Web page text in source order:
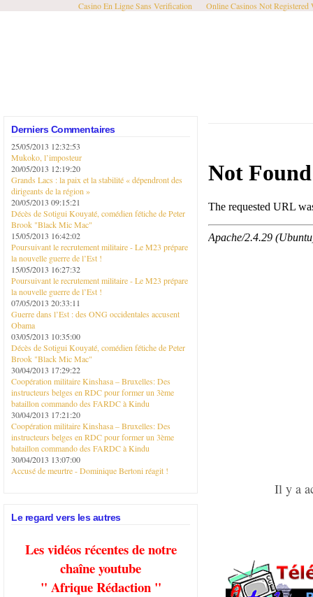
Casino En Ligne Sans Verification Online Casinos Not Registered
Derniers Commentaires
25/05/2013 12:32:53
Mukoko, l’imposteur
20/05/2013 12:19:20
Grands Lacs : la paix et la stabilité « dépendront des
dirigeants de la région »
20/05/2013 09:15:21
Décès de Sotigui Kouyaté, comédien fétiche de Peter
Brook "Black Mic Mac"
15/05/2013 16:42:02
Poursuivant le recrutement militaire - Le M23 prépare
la nouvelle guerre de l’Est !
15/05/2013 16:27:32
Poursuivant le recrutement militaire - Le M23 prépare
la nouvelle guerre de l’Est !
07/05/2013 20:33:11
Guerre dans l’Est : des ONG occidentales accusent
Obama
03/05/2013 10:35:00
Décès de Sotigui Kouyaté, comédien fétiche de Peter
Brook "Black Mic Mac"
30/04/2013 17:29:22
Coopération militaire Kinshasa – Bruxelles: Des
instructeurs belges en RDC pour former un 3ème
bataillon commando des FARDC à Kindu
30/04/2013 17:21:20
Coopération militaire Kinshasa – Bruxelles: Des
instructeurs belges en RDC pour former un 3ème
bataillon commando des FARDC à Kindu
30/04/2013 13:07:00
Accusé de meurtre - Dominique Bertoni réagit !
Le regard vers les autres
Les vidéos récentes de notre
chaîne youtube
" Afrique Rédaction "
Il y a